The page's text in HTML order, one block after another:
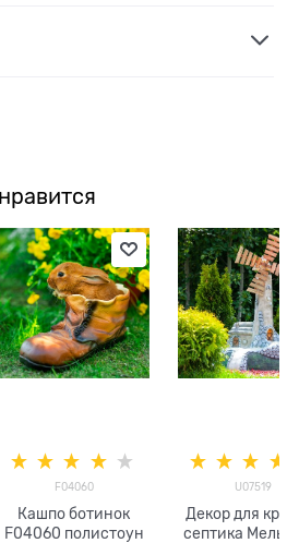
F04060
Кашпо ботинок
F04060 полистоун
U07519
Декор для
септика